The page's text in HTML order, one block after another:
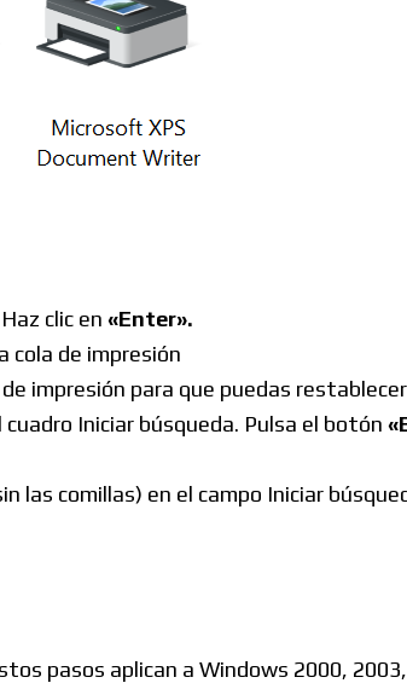
clic en «Enter».
cola de impresión
impresión para que puedas
cuadro Iniciar búsqueda. Pulsa el botón
las comillas) en el campo Iniciar
pasos aplican a Windows 2000,